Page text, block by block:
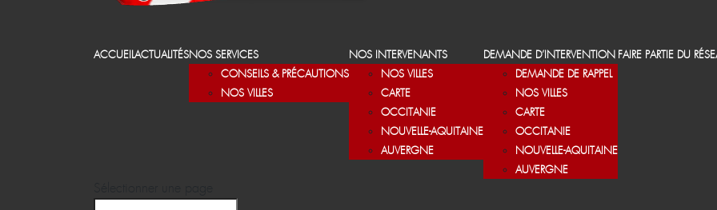
ACCUEILACTUALITÉSNOS SERVICES
CONSEILS & PRÉCAUTIONS
NOS VILLES
NOS INTERVENANTS
NOS VILLES
CARTE
OCCITANIE
NOUVELLE-AQUITAINE
AUVERGNE
DEMANDE D’INTERVENTION
DEMANDE DE RAPPEL
NOS VILLES
CARTE
OCCITANIE
NOUVELLE-AQUITAINE
AUVERGNE
FAIRE PARTIE DU